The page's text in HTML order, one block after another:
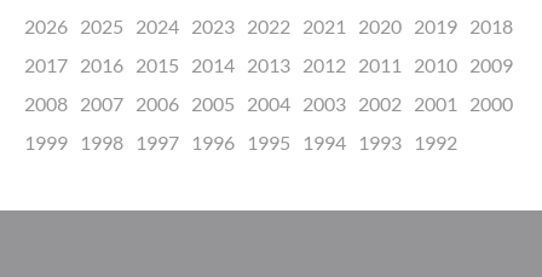
2026 2025 2024 2023 2022 2021 2020 2019 2018
2017 2016 2015 2014 2013 2012 2011 2010 2009
2008 2007 2006 2005 2004 2003 2002 2001
2000
1999
1998 1997 1996 1995 1994 1993 1992